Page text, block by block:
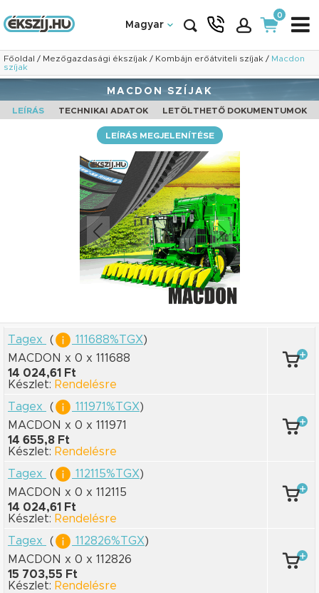
Magyar
0
Főoldal / Mezőgazdasági ékszíjak / Kombájn erőátviteli szíjak / Macdon
szíjak
MACDON SZÍJAK
LEÍRÁS TECHNIKAI ADATOK LETÖLTHETŐ DOKUMENTUMOK
LEÍRÁS MEGJELENÍTÉSE
Tagex ( 111688%TGX)
MACDON x 0 x 111688
14 024,61 Ft
Készlet: Rendelésre
Tagex
( 111971%TGX)
MACDON x 0 x 111971
14 655,8 Ft
Készlet: Rendelésre
Tagex
( 112115%TGX)
MACDON x 0 x 112115
14 024,61 Ft
Készlet: Rendelésre
Tagex
( 112826%TGX)
MACDON x 0 x 112826
15 703,55 Ft
Készlet: Rendelésre